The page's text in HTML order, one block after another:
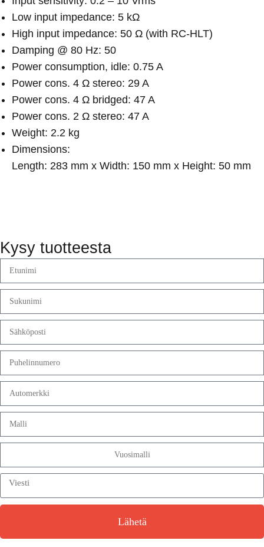
Low input impedance: 5 kΩ
High input impedance: 50 Ω (with RC-HLT)
Damping @ 80 Hz: 50
Power consumption, idle: 0.75 A
Power cons. 4 Ω stereo: 29 A
Power cons. 4 Ω bridged: 47 A
Power cons. 2 Ω stereo: 47 A
Weight: 2.2 kg
Dimensions:
Length: 283 mm x Width: 150 mm x Height: 50 mm
Kysy tuotteesta
Lähetä